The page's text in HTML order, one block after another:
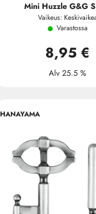
Mini Huzzle G&G
Vaikeus:
Varastossa
8,95 €
Alv 25.5 %
HANAYAMA